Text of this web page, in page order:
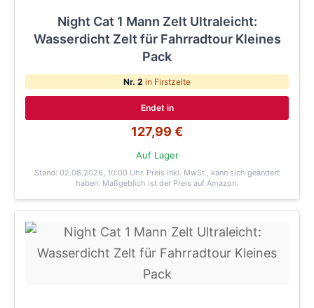
Night Cat 1 Mann Zelt Ultraleicht:
Wasserdicht Zelt für Fahrradtour Kleines
Pack
Nr. 2 in Firstzelte
Endet in
127,99 €
Auf Lager
Stand: 02.08.2026, 10:00 Uhr. Preis inkl. MwSt., kann sich geändert
haben. Maßgeblich ist der Preis auf Amazon.